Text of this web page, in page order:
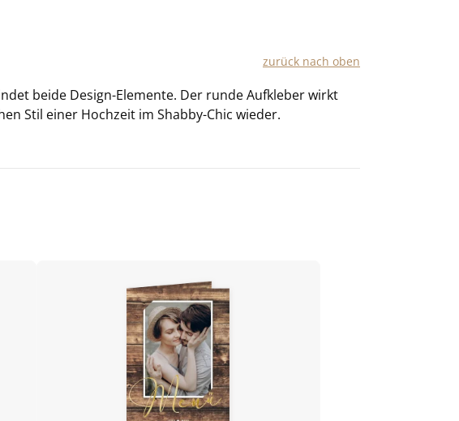
zu­rück nach oben
beide Design-​Elemente. Der runde Auf­kle­ber wirkt
Stil einer Hoch­zeit im Shabby-​Chic wie­der.